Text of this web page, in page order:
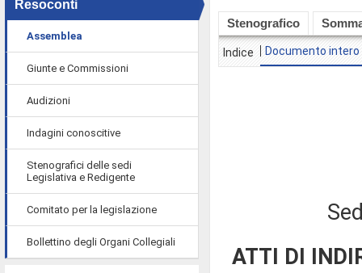
Resoconti
Assemblea
Giunte e Commissioni
Audizioni
Indagini conoscitive
Stenografici delle sedi
Legislativa e Redigente
Comitato per la legislazione
Bollettino degli Organi Collegiali
Stenografico
Indice Documento intero
ATTI DI